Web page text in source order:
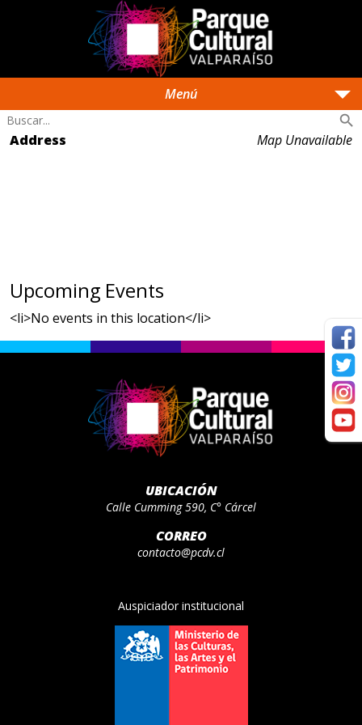
Menú arrow_drop_down
search
Map Unavailable
Address
Upcoming Events
<li>No events in this location</li>
UBICACIÓN
Calle Cumming 590, C° Cárcel
CORREO
contacto@pcdv.cl
Auspiciador institucional